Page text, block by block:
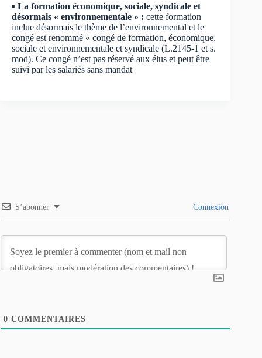
▪ La formation économique, sociale, syndicale et
désormais « environnementale » : cette formation
inclue désormais le thème de l’environnemental et le
congé est renommé « congé de formation, économique,
sociale et environnementale et syndicale (L.2145-1 et s.
mod). Ce congé n’est pas réservé aux élus et peut être
suivi par les salariés sans mandat
S’abonner Connexion
0 COMMENTAIRES